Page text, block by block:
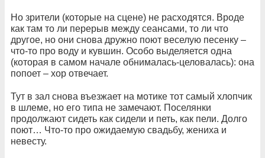
Но зрители (которые на сцене) не расходятся. Вроде
как там то ли перерыв между сеансами, то ли что
другое, но они снова дружно поют веселую песенку –
что-то про воду и кувшин. Особо выделяется одна
(которая в самом начале обнималась-целовалась): она
попоет – хор отвечает.
Тут в зал снова въезжает на мотике тот самый хлопчик
в шлеме, но его типа не замечают. Поселянки
продолжают сидеть как сидели и петь, как пели. Долго
поют… Что-то про ожидаемую свадьбу, жениха и
невесту.